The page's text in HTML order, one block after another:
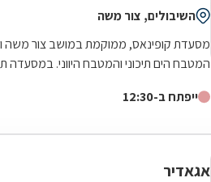
השיבולים, צור משה
מסעדת קופינאס, ממוקמת במושב צור
המטבח הים תיכוני והמטבח היווני. במסעדה
ייפתח ב-12:30
אגאדיר